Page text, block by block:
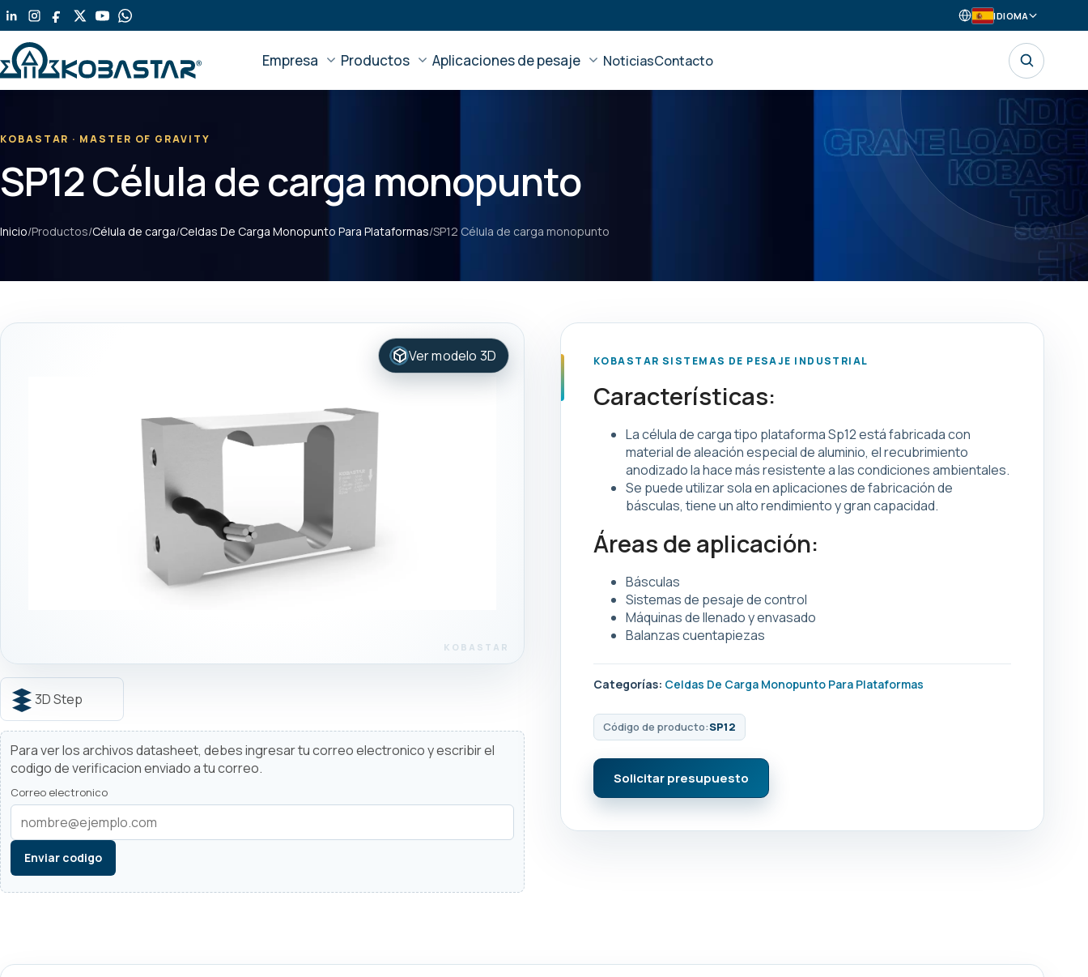
al
contenido
principal
IDIOMA
Empresa Productos Aplicaciones de pesaje NoticiasContacto
KOBASTAR · MASTER OF GRAVITY
SP12 Célula de carga monopunto
Inicio/Productos/Célula de carga/Celdas De Carga Monopunto Para Plataformas/SP12 Célula de carga monopunto
Ver modelo 3D
3D Step
Para ver los archivos datasheet, debes ingresar tu correo electronico y escribir el
codigo de verificacion enviado a tu correo.
Correo electronico
Enviar codigo
KOBASTAR SISTEMAS DE PESAJE INDUSTRIAL
Características:
La célula de carga tipo plataforma Sp12 está fabricada con
material de aleación especial de aluminio, el recubrimiento
anodizado la hace más resistente a las condiciones ambientales.
Se puede utilizar sola en aplicaciones de fabricación de
básculas, tiene un alto rendimiento y gran capacidad.
Áreas de aplicación:
Básculas
Sistemas de pesaje de control
Máquinas de llenado y envasado
Balanzas cuentapiezas
Categorías: Celdas De Carga Monopunto Para Plataformas
Código de producto:SP12
Solicitar presupuesto